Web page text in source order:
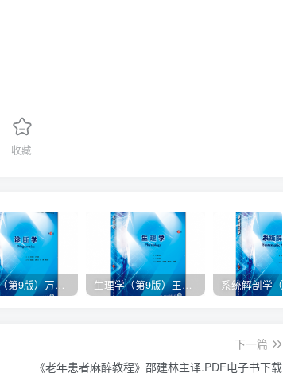
收藏
诊断学（第9版）万学红主编_人卫版教材.PDF电子书下载 生理学（第9版）王庭槐主编_人卫版教材.PDF电子书下载
下一篇
《老年患者麻醉教程》邵建林主译.PDF电子书下载